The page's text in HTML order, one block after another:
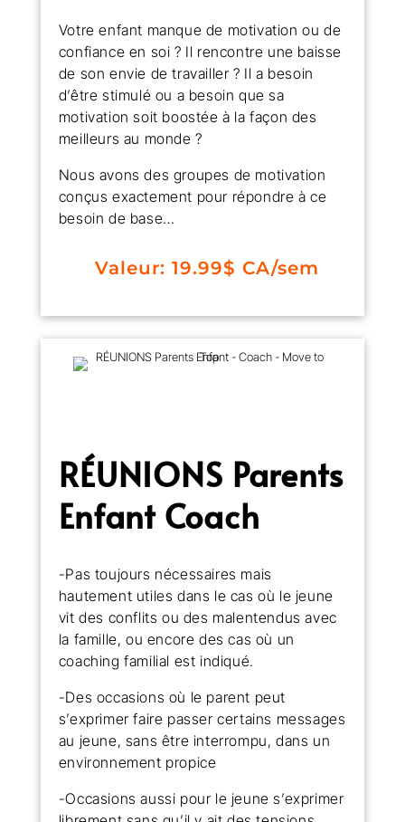
Votre enfant manque de motivation ou de
confiance en soi ? Il rencontre une baisse
de son envie de travailler ? Il a besoin
d’être stimulé ou a besoin que sa
motivation soit boostée à la façon des
meilleurs au monde ?
Nous avons des groupes de motivation
conçus exactement pour répondre à ce
besoin de base…
Valeur: 19.99$ CA/sem
RÉUNIONS Parents
Enfant Coach
-Pas toujours nécessaires mais
hautement utiles dans le cas où le jeune
vit des conflits ou des malentendus avec
la famille, ou encore des cas où un
coaching familial est indiqué.
-Des occasions où le parent peut
s’exprimer faire passer certains messages
au jeune, sans être interrompu, dans un
environnement propice
-Occasions aussi pour le jeune s’exprimer